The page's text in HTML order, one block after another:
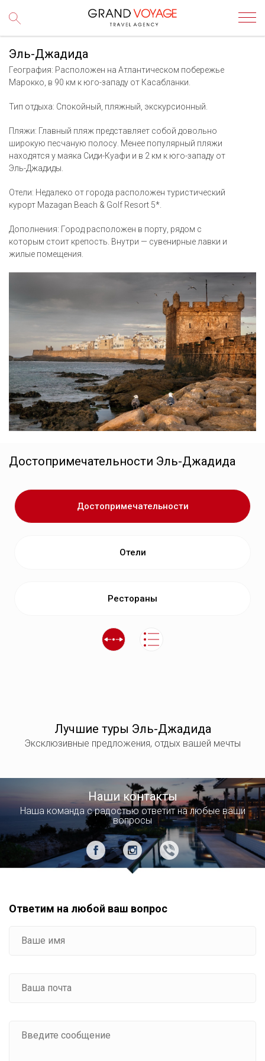
Эль-Джадида
География: Расположен на Атлантическом побережье
Марокко, в 90 км к юго-западу от Касабланки.
Тип отдыха: Спокойный, пляжный, экскурсионный.
Пляжи: Главный пляж представляет собой довольно
широкую песчаную полосу. Менее популярный пляжи
находятся у маяка Сиди-Куафи и в 2 км к юго-западу от
Эль-Джадиды.
Отели: Недалеко от города расположен туристический
курорт Mazagan Beach & Golf Resort 5*.
Дополнения: Город расположен в порту, рядом с
которым стоит крепость. Внутри — сувенирные лавки и
жилые помещения.
Достопримечательности Эль-Джадида
Достопримечательности
Отели
Рестораны
Лучшие туры Эль-Джадида
Эксклюзивные предложения, отдых вашей мечты
Наши контакты
Наша команда с радостью ответит на любые ваши
вопросы
Ответим на любой ваш вопрос